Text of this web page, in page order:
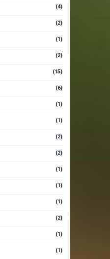
(4)
(2)
(1)
(2)
(15)
(6)
(1)
(1)
(2)
(2)
(1)
(1)
(1)
(2)
(1)
(1)